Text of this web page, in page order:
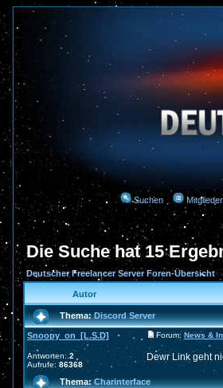
Suchen
Die Suche hat 15
Deutscher Freelancer Server Foren-Übersicht
Autor
Thema:Discord Server
Snoopy_on_[L.S.D]
Antworten:2
Aufrufe: 86368
Forum: News &
Dewr Link geht
Thema:Charinterface